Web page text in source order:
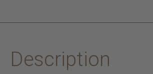
Description